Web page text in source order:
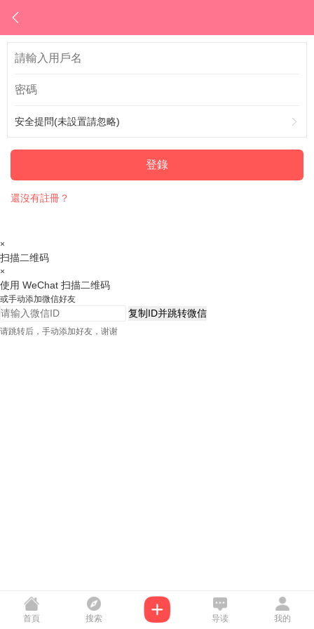
安全提問(未設置請忽略)
登錄
還沒有註冊？
×
扫描二维码
×
使用 WeChat 扫描二维码
或手动添加微信好友
复制ID并跳转微信
请跳转后，手动添加好友，谢谢
首頁 搜索 导读 我的